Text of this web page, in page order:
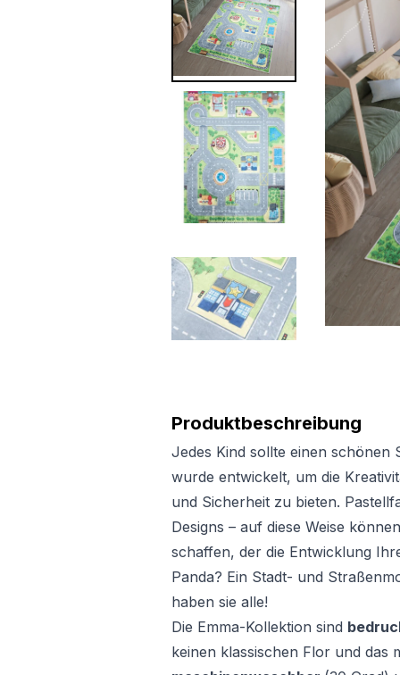
Produktbeschreibung
Jedes Kind sollte einen schönen
wurde entwickelt, um die
und Sicherheit zu bieten.
Designs – auf diese Weise
schaffen, der die Entwicklung
Panda? Ein Stadt- und
haben sie alle!
Die Emma-Kollektion sind
keinen klassischen Flor und das